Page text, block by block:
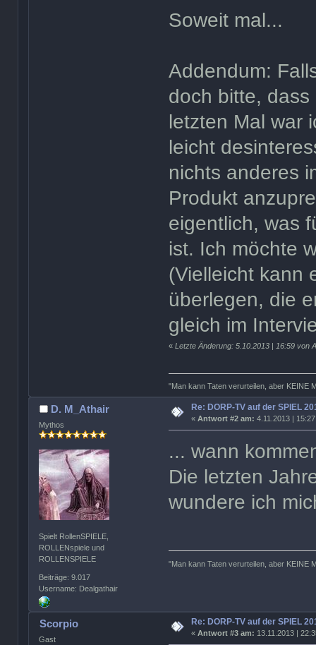
Soweit mal...
Addendum:
doch bitte,
letzten Mal war
leicht
nichts anderes
Produkt
eigentlich, was
ist. Ich möchte
(Vielleicht kann
überlegen, die
gleich im
«Letzte Änderung: 5.10.2013 | 16:59 von
"Man kann Taten verurteilen, aber KEINE
D. M_Athair
Mythos
Spielt RollenSPIELE,
ROLLENspiele und
ROLLENSPIELE
Beiträge: 9.017
Username: Dealgathair
Re: DORP-TV auf der SPIEL
«Antwort #2 am: 4.11.2013 |
... wann
Die letzten
wundere ich
"Man kann Taten verurteilen, aber KEINE
Scorpio
Gast
Re: DORP-TV auf der SPIEL
«Antwort #3 am: 13.11.2013 |